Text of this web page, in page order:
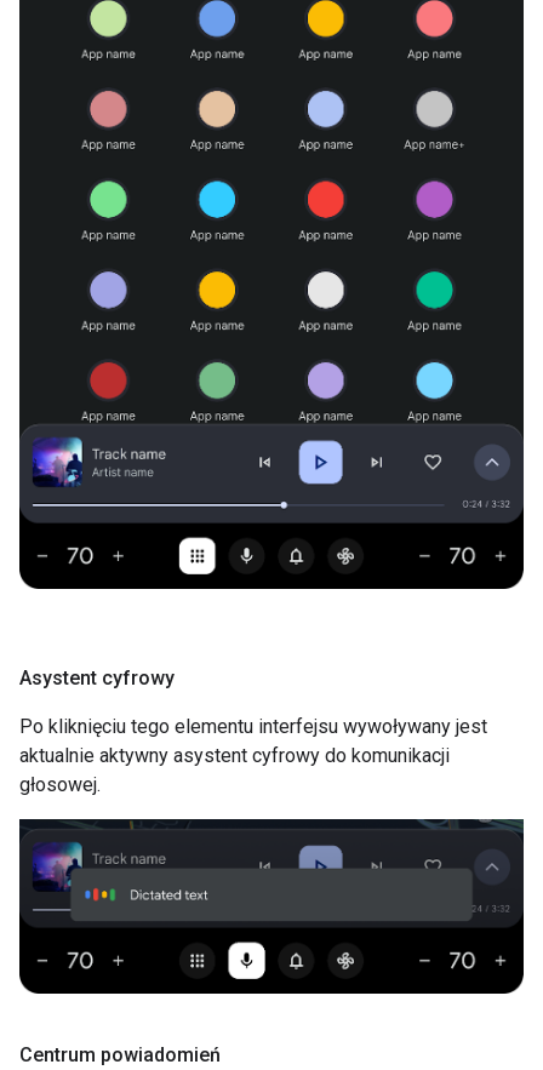
Asystent cyfrowy
Po kliknięciu tego elementu interfejsu wywoływany jest
aktualnie aktywny asystent cyfrowy do komunikacji
głosowej.
Centrum powiadomień